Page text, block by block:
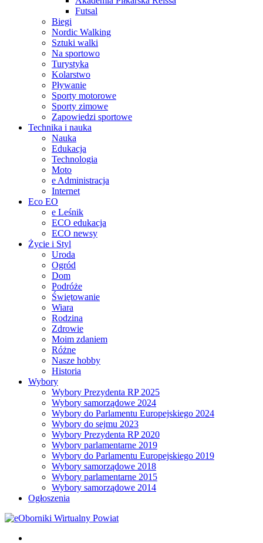
Futsal
Biegi
Nordic Walking
Sztuki walki
Na sportowo
Turystyka
Kolarstwo
Pływanie
Sporty motorowe
Sporty zimowe
Zapowiedzi sportowe
Technika i nauka
Nauka
Edukacja
Technologia
Moto
e Administracja
Internet
Eco EO
e Leśnik
ECO edukacja
ECO newsy
Życie i Styl
Uroda
Ogród
Dom
Podróże
Świętowanie
Wiara
Rodzina
Zdrowie
Moim zdaniem
Różne
Nasze hobby
Historia
Wybory
Wybory Prezydenta RP 2025
Wybory samorządowe 2024
Wybory do Parlamentu Europejskiego 2024
Wybory do sejmu 2023
Wybory Prezydenta RP 2020
Wybory parlamentarne 2019
Wybory do Parlamentu Europejskiego 2019
Wybory samorządowe 2018
Wybory parlamentarne 2015
Wybory samorządowe 2014
Ogłoszenia